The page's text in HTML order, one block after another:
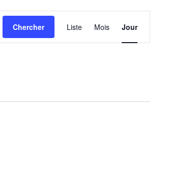
Chercher de
Liste Mois Jour